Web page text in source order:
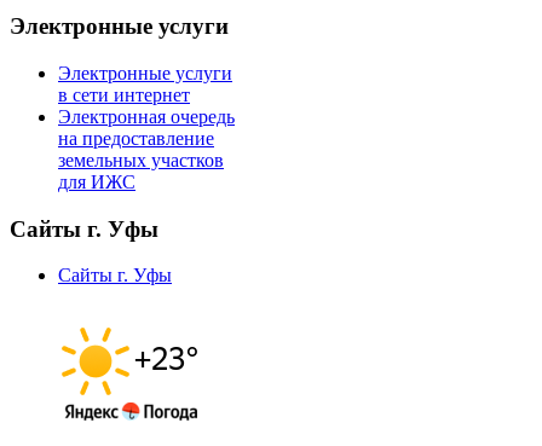
Электронные услуги
Электронные услуги
в сети интернет
Электронная очередь
на предоставление
земельных участков
для ИЖС
Сайты г. Уфы
Сайты г. Уфы